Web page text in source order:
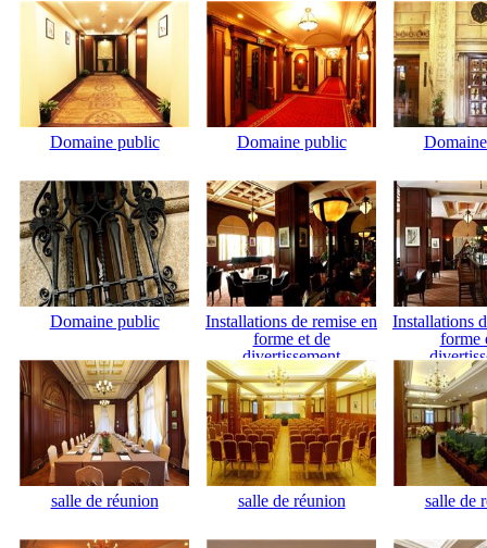
Domaine public Domaine public
Domaine public
Installations de remise en
forme et de
divertissement
Installations
forme
salle de réunion salle de réunion salle de